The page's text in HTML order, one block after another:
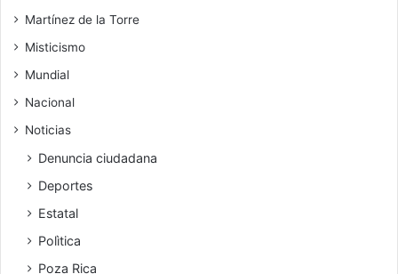
Martínez de la Torre
Misticismo
Mundial
Nacional
Noticias
Denuncia ciudadana
Deportes
Estatal
Polìtica
Poza Rica